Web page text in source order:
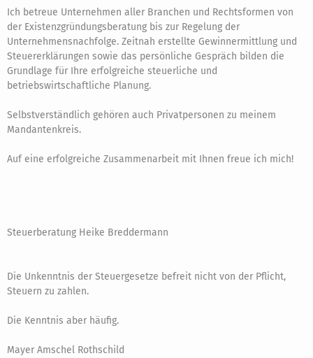
Ich betreue Unternehmen aller Branchen und Rechtsformen von
der Existenzgründungsberatung bis zur Regelung der
Unternehmensnachfolge. Zeitnah erstellte Gewinnermittlung und
Steuererklärungen sowie das persönliche Gespräch bilden die
Grundlage für Ihre erfolgreiche steuerliche und
betriebswirtschaftliche Planung.
Selbstverständlich gehören auch Privatpersonen zu meinem
Mandantenkreis.
Auf eine erfolgreiche Zusammenarbeit mit Ihnen freue ich mich!
Steuerberatung Heike Breddermann
Die Unkenntnis der Steuergesetze befreit nicht von der Pflicht,
Steuern zu zahlen.
Die Kenntnis aber häufig.
Mayer Amschel Rothschild